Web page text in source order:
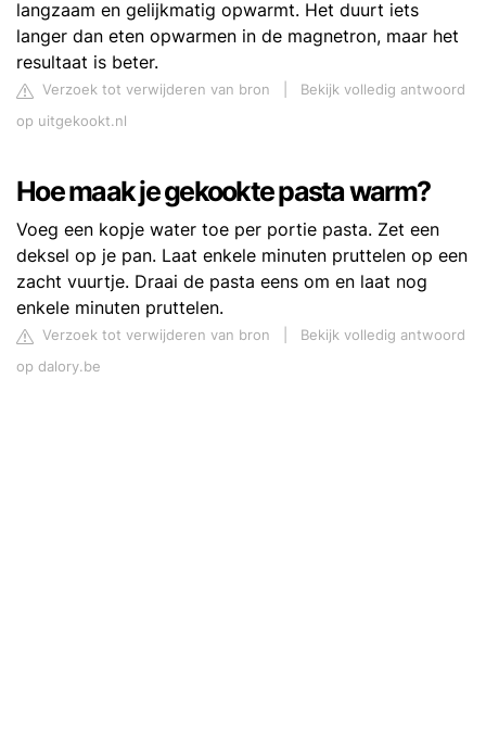
langzaam en gelijkmatig opwarmt. Het duurt iets
langer dan eten opwarmen in de magnetron, maar het
resultaat is beter.
Verzoek tot verwijderen van bron
Bekijk volledig antwoord
op uitgekookt.nl
Hoe maak je gekookte pasta warm?
Voeg een kopje water toe per portie pasta. Zet een
deksel op je pan. Laat enkele minuten pruttelen op een
zacht vuurtje. Draai de pasta eens om en laat nog
enkele minuten pruttelen.
Verzoek tot verwijderen van bron
Bekijk volledig antwoord
op dalory.be